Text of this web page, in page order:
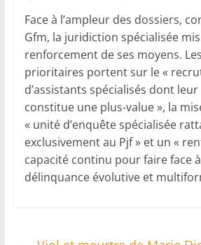
Face à l’ampleur des dossiers,
Gfm, la juridiction spécialisée
renforcement de ses moyens.
prioritaires portent sur le «
d’assistants spécialisés dont
constitue une plus-value », la
« unité d’enquête spécialisée
exclusivement au Pjf » et un «
capacité continu pour faire face
délinquance évolutive et